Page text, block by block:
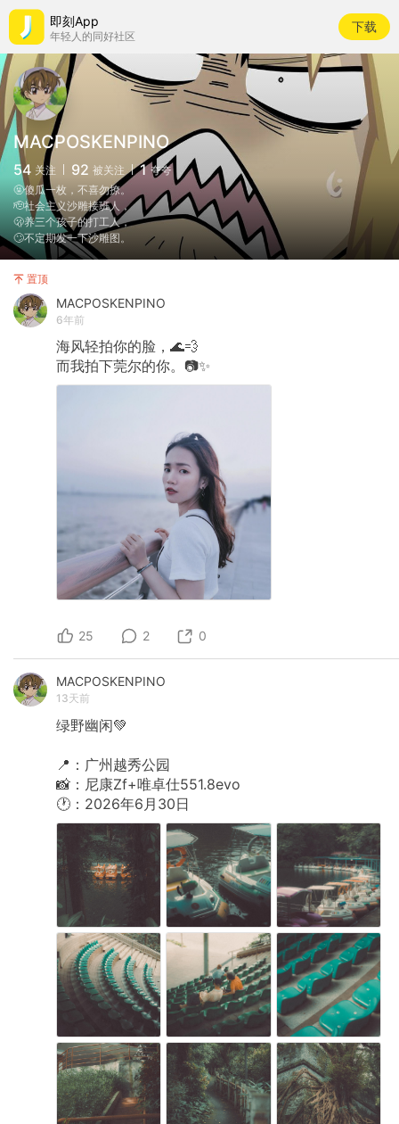
即刻App
年轻人的同好社区
下载
MACPOSKENPINO
54 关注 92 被关注 1 夸夸
🤬傻瓜一枚，不喜勿撩。
🫡社会主义沙雕接班人，
🫢养三个孩子的打工人，
🙄不定期发一下沙雕图。
置顶
MACPOSKENPINO
6年前
海风轻拍你的脸，🌊💨
而我拍下莞尔的你。📷✨
25 2 0
MACPOSKENPINO
13天前
绿野幽闲💚
📍：广州越秀公园
📸：尼康Zf+唯卓仕551.8evo
🕐：2026年6月30日